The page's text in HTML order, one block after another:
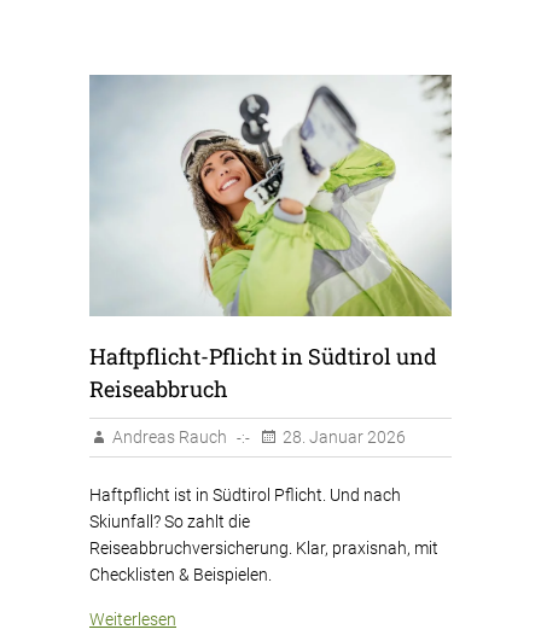
Haftpflicht-Pflicht in Südtirol und
Reiseabbruch
Andreas Rauch 28. Januar 2026
Haftpflicht ist in Südtirol Pflicht. Und nach
Skiunfall? So zahlt die
Reiseabbruchversicherung. Klar, praxisnah, mit
Checklisten & Beispielen.
Weiterlesen